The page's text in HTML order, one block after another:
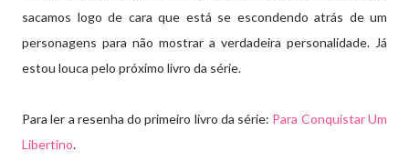
sacamos logo de cara que está se escondendo atrás de um
personagens para não mostrar a verdadeira personalidade. Já
estou louca pelo próximo livro da série.
Para ler a resenha do primeiro livro da série: Para Conquistar Um
Libertino.